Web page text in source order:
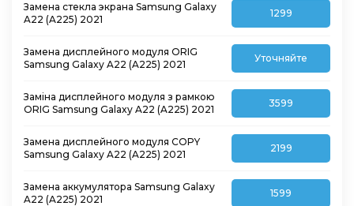
Замена стекла экрана Samsung Galaxy
A22 (A225) 2021
1299
Замена дисплейного модуля ORIG
Samsung Galaxy A22 (A225) 2021
Уточняйте
Заміна дисплейного модуля з рамкою
ORIG Samsung Galaxy A22 (A225) 2021
3599
Замена дисплейного модуля COPY
Samsung Galaxy A22 (A225) 2021
2199
Замена аккумулятора Samsung Galaxy
A22 (A225) 2021
1599